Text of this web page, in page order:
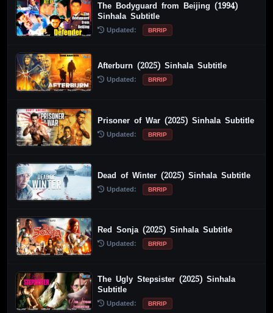
The Bodyguard from Beijing (1994)
Sinhala Subtitle
Updated: BRRIP
Afterburn (2025) Sinhala Subtitle
Updated: BRRIP
Prisoner of War (2025) Sinhala Subtitle
Updated: BRRIP
Dead of Winter (2025) Sinhala Subtitle
Updated: BRRIP
Red Sonja (2025) Sinhala Subtitle
Updated: BRRIP
The Ugly Stepsister (2025) Sinhala
Subtitle
Updated: BRRIP